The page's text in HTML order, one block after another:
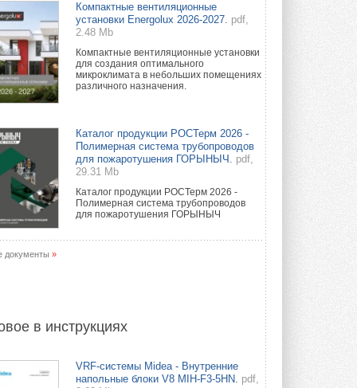
Компактные вентиляционные
установки Energolux 2026-2027. pdf,
2.48 Mb
Компактные вентиляционные установки
для создания оптимального
микроклимата в небольших помещениях
различного назначения.
Каталог продукции РОСТерм 2026 -
Полимерная система трубопроводов
для пожаротушения ГОРЫНЫЧ.
pdf,
29.31 Mb
Каталог продукции РОСТерм 2026 -
Полимерная система трубопроводов
для пожаротушения ГОРЫНЫЧ
документы »
в инструкциях
VRF-системы Midea - Внутренние
напольные блоки V8 MIH-F3-5HN. pdf,